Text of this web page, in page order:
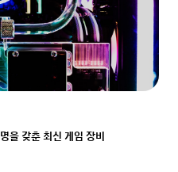
을 갖춘 최신 게임 장비